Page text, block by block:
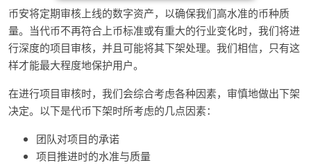
币安将定期审核上线的数字资产，以确保我们高水准的币种质
量。当代币不再符合上币标准或有重大的行业变化时，我们将进
行深度的项目审核，并且可能将其下架处理。我们相信，只有这
样才能最大程度地保护用户。
在进行项目审核时，我们会综合考虑各种因素，审慎地做出下架
决定。以下是代币下架时所考虑的几点因素：
团队对项目的承诺
项目推进时的水准与质量